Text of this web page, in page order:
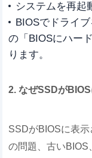
システムを再起
BIOSでドライ
の「BIOSにハー
ります。
2. なぜSSDが
SSDがBIOSに表
の問題、古い